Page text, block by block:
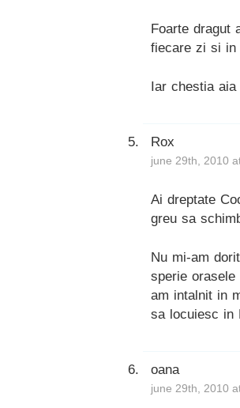
Foarte dragut
fiecare zi si in
Iar chestia
Rox
june 29th, 2010
Ai dreptate
greu sa
Nu mi-am
sperie
am intalnit in
sa locuiesc in
oana
june 29th, 2010